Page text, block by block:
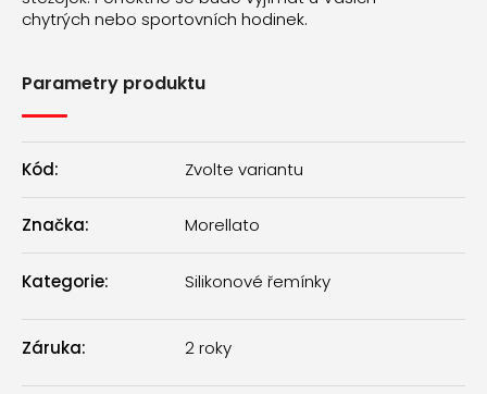
chytrých nebo sportovních hodinek.
Parametry produktu
Kód: Zvolte variantu
Značka: Morellato
Kategorie: Silikonové řemínky
Záruka: 2 roky